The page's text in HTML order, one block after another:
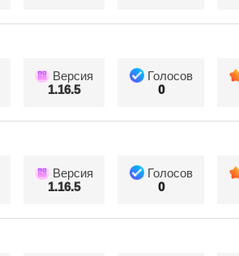
Версия
1.16.5
Голосов
0
Версия
1.16.5
Голосов
0